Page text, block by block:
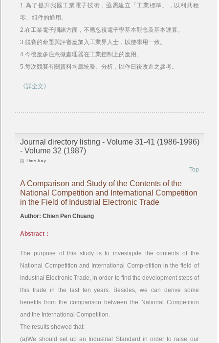
1.為了提升我國工業電子技術，亟需建立「工業標準」，以利共種
零、組件的通用。
2.在工業電子訓練方面，不應忽視電子學基本觀念及基本運算。
3.競賽的命題與評審應加入工業界人士，以使學用一致。
4.今後應多注意微處理器在工業控制上的應用。
5.每次競賽有關資料均應統整、分析，以作日後改進之參考。
《詳全文》
Journal directory listing - Volume 31-41 (1986-1996)
- Volume 32 (1987)
Directory
Top
A Comparison and Study of the Contents of the
National Competition and International Competition
in the Field of Industrial Electronic Trade
Author: Chien Pen Chuang
Abstract：
The purpose of this study is to investigate the contents of the
National Competition and International Comp-etition in the field of
Industrial Electronic Trade, in order to find the development steps of
this trade in the last ten years. Besides, we can derive some
benefits from the comparison between the National Competition
and the International Competition.
The results showed that:
(a)We should set up an Industrial Standard in order to raise our